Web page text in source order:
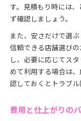
す。見積もり時には
ず確認しましょう。
また、安さだけで選
信頼できる店舗選び
し、必要に応じてス
めて利用する場合は
認しておくとトラブル
費用と仕上がりの